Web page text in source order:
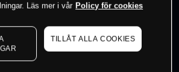
Börja handla
Läs mer i vår Policy för cookies
TILLÅT ALLA COOKIES